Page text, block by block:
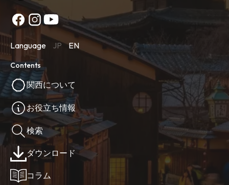
Language JP EN
Contents
関西について
お役立ち情報
検索
ダウンロード
コラム